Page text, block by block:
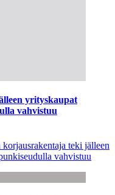
yrityskaupat
vahvistuu
teki jälleen
vahvistuu